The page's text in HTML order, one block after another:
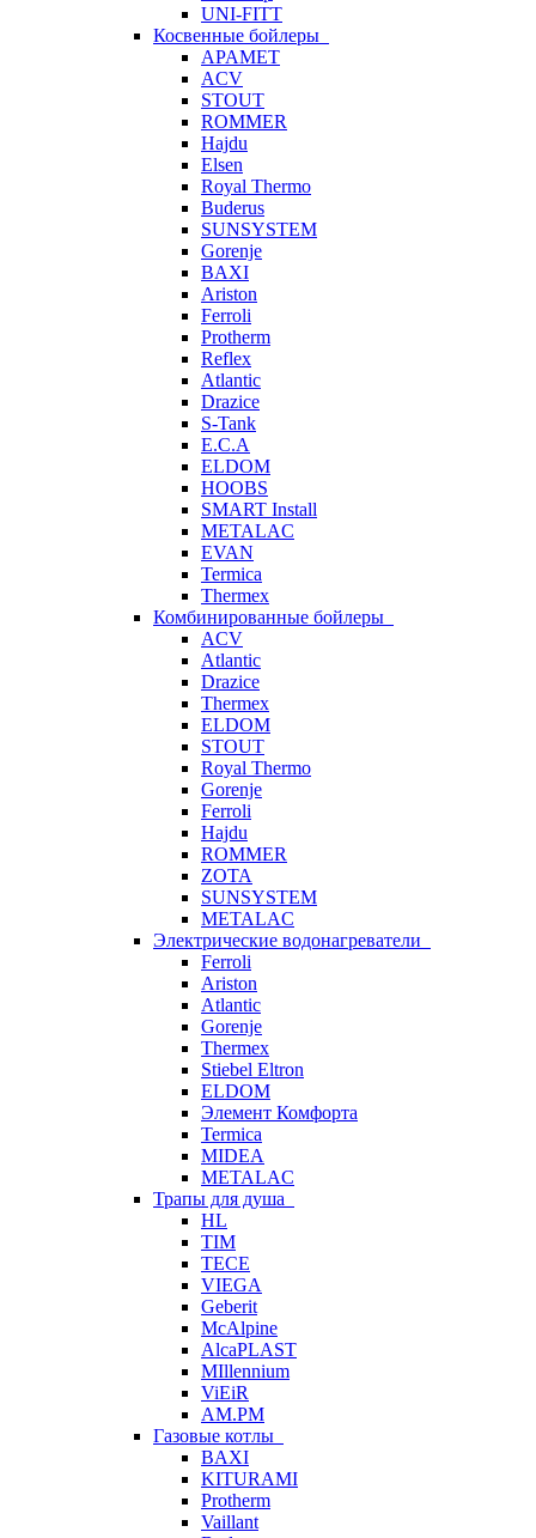
UNI-FITT
Косвенные бойлеры
APAMET
ACV
STOUT
ROMMER
Hajdu
Elsen
Royal Thermo
Buderus
SUNSYSTEM
Gorenje
BAXI
Ariston
Ferroli
Protherm
Reflex
Atlantic
Drazice
S-Tank
E.C.A
ELDOM
HOOBS
SMART Install
METALAC
EVAN
Termica
Thermex
Комбинированные бойлеры
ACV
Atlantic
Drazice
Thermex
ELDOM
STOUT
Royal Thermo
Gorenje
Ferroli
Hajdu
ROMMER
ZOTA
SUNSYSTEM
METALAC
Электрические водонагреватели
Ferroli
Ariston
Atlantic
Gorenje
Thermex
Stiebel Eltron
ELDOM
Элемент Комфорта
Termica
MIDEA
METALAC
Трапы для душа
HL
TIM
TECE
VIEGA
Geberit
McAlpine
AlcaPLAST
MIllennium
ViEiR
AM.PM
Газовые котлы
BAXI
KITURAMI
Protherm
Vaillant